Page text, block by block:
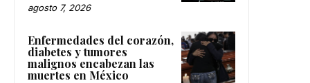
agosto 7, 2026
Enfermedades del corazón,
diabetes y tumores
malignos encabezan las
muertes en México